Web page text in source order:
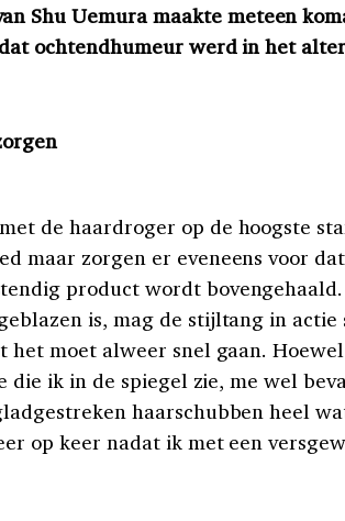
Shu Uemura maakte meteen
ochtendhumeur werd in het
de haardroger op de hoogste
maar zorgen er eveneens voor
product wordt
is, mag de stijltang in
het moet alweer snel gaan.
die ik in de spiegel zie, me wel
haarschubben heel
op keer nadat ik met een